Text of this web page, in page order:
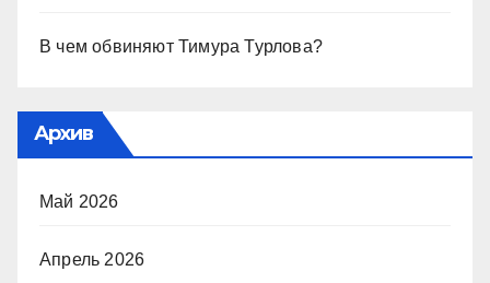
В чем обвиняют Тимура Турлова?
Архив
Май 2026
Апрель 2026